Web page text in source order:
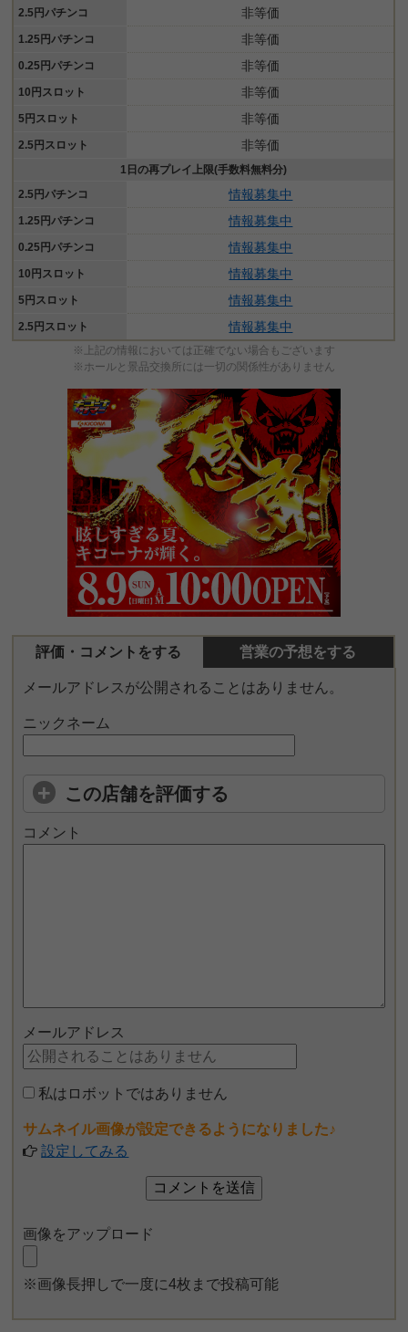
2.5円パチンコ
非等価
1.25円パチンコ 非等価
0.25円パチンコ 非等価
10円スロット 非等価
5円スロット 非等価
2.5円スロット 非等価
1日の再プレイ上限(手数料無料分)
2.5円パチンコ
情報募集中
1.25円パチンコ 情報募集中
0.25円パチンコ 情報募集中
10円スロット 情報募集中
5円スロット 情報募集中
2.5円スロット 情報募集中
※上記の情報においては正確でない場合もございます
※ホールと景品交換所には一切の関係性がありません
評価・コメントをする 営業の予想をする
メールアドレスが公開されることはありません。
ニックネーム
この店舗を評価する
コメント
メールアドレス
私はロボットではありません
サムネイル画像が設定できるようになりました♪
設定してみる
画像をアップロード
※画像長押しで一度に4枚まで投稿可能